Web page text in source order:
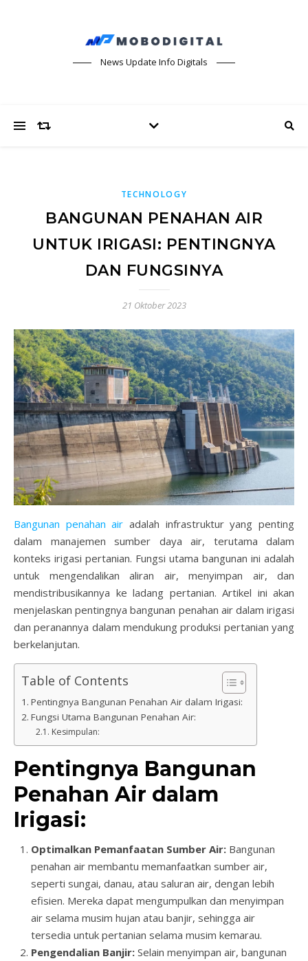
News Update Info Digitals
TECHNOLOGY
BANGUNAN PENAHAN AIR
UNTUK IRIGASI: PENTINGNYA
DAN FUNGSINYA
21 Oktober 2023
Bangunan penahan air adalah infrastruktur yang penting
dalam manajemen sumber daya air, terutama dalam
konteks irigasi pertanian. Fungsi utama bangunan ini adalah
untuk mengendalikan aliran air, menyimpan air, dan
mendistribusikannya ke ladang pertanian. Artikel ini akan
menjelaskan pentingnya bangunan penahan air dalam irigasi
dan peranannya dalam mendukung produksi pertanian yang
berkelanjutan.
Table of Contents
Pentingnya Bangunan Penahan Air dalam Irigasi:
Fungsi Utama Bangunan Penahan Air:
Kesimpulan:
Pentingnya Bangunan
Penahan Air dalam
Irigasi:
Optimalkan Pemanfaatan Sumber Air: Bangunan
penahan air membantu memanfaatkan sumber air,
seperti sungai, danau, atau saluran air, dengan lebih
efisien. Mereka dapat mengumpulkan dan menyimpan
air selama musim hujan atau banjir, sehingga air
tersedia untuk pertanian selama musim kemarau.
Pengendalian Banjir: Selain menyimpan air, bangunan